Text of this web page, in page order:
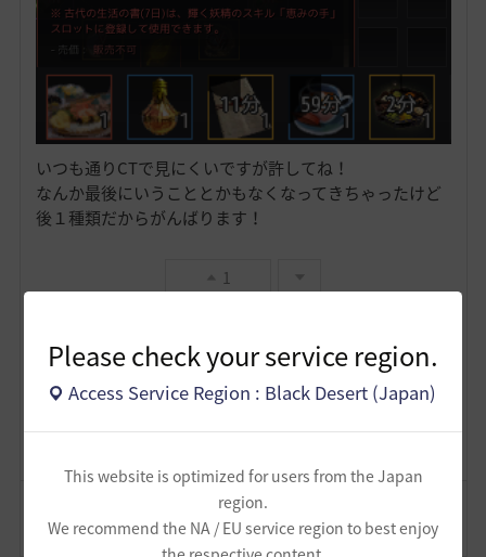
Please check your service region.
Access Service Region : Black Desert (Japan)
This website is optimized for users from the Japan
region.
We recommend the NA / EU service region to best enjoy
いつも通りCTで見にくいですが許してね！
なんか最後にいうこととかもなくなってきちゃったけど
後１種類だからがんばります！
1
かわさもべーた
通報